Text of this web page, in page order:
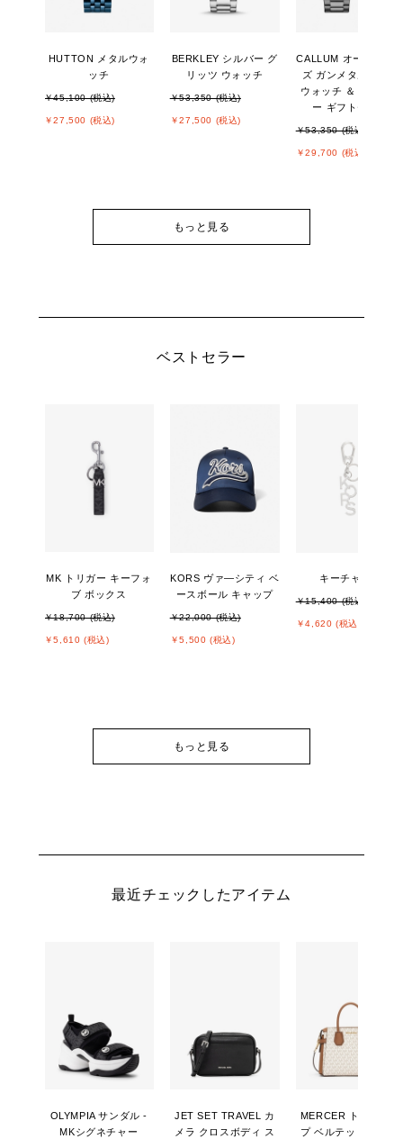
HUTTON メタルウォ
ッチ
￥45,100 (税込)
￥27,500 (税込)
BERKLEY シルバー グ
リッツ ウォッチ
￥53,350 (税込)
￥27,500 (税込)
CALLUM オーバーサ
ズ ガンメタルトーン
ウォッチ ＆ ジュエリ
ー ギフトセット
￥53,350 (税込)
￥29,700 (税込)
もっと見る
ベストセラー
MK トリガー キーフォ
ブ ボックス
￥18,700 (税込)
￥5,610 (税込)
KORS ヴァ―シティ ベ
ースボール キャップ
￥22,000 (税込)
￥5,500 (税込)
キーチャーム
￥15,400 (税込)
￥4,620 (税込)
もっと見る
最近チェックしたアイテム
OLYMPIA サンダル -
MKシグネチャー
JET SET TRAVEL カ
メラ クロスボディ ス
MERCER トップジッ
プ ベルテッド サッチ